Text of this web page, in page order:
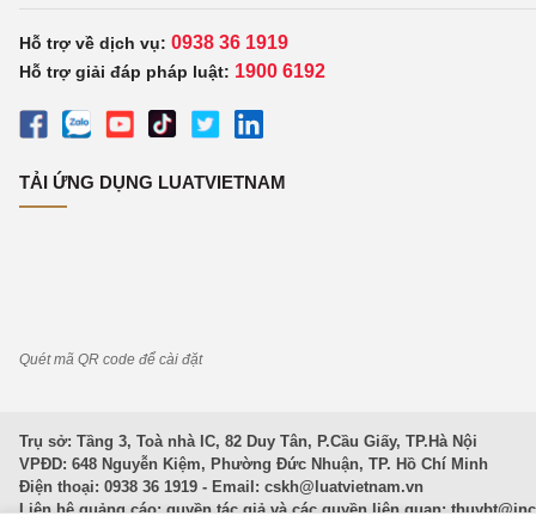
Hỗ trợ về dịch vụ: 0938 36 1919
Hỗ trợ giải đáp pháp luật: 1900 6192
TẢI ỨNG DỤNG LUATVIETNAM
Quét mã QR code để cài đặt
Trụ sở: Tầng 3, Toà nhà IC, 82 Duy Tân, P.Cầu Giấy, TP.Hà Nội
VPĐD: 648 Nguyễn Kiệm, Phường Đức Nhuận, TP. Hồ Chí Minh
Điện thoại: 0938 36 1919 - Email: cskh@luatvietnam.vn
Liên hệ quảng cáo; quyền tác giả và các quyền liên quan: